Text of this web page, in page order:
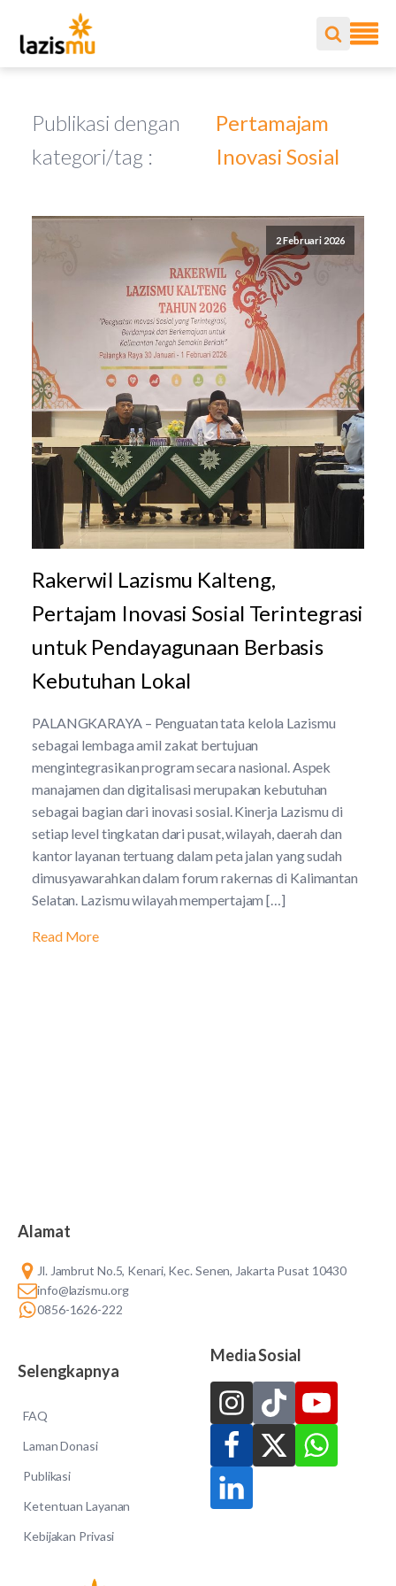
Publikasi dengan
kategori/tag :
Pertamajam
Inovasi Sosial
2 Februari 2026
Rakerwil Lazismu Kalteng,
Pertajam Inovasi Sosial Terintegrasi
untuk Pendayagunaan Berbasis
Kebutuhan Lokal
PALANGKARAYA – Penguatan tata kelola Lazismu
sebagai lembaga amil zakat bertujuan
mengintegrasikan program secara nasional. Aspek
manajamen dan digitalisasi merupakan kebutuhan
sebagai bagian dari inovasi sosial. Kinerja Lazismu di
setiap level tingkatan dari pusat, wilayah, daerah dan
kantor layanan tertuang dalam peta jalan yang sudah
dimusyawarahkan dalam forum rakernas di Kalimantan
Selatan. Lazismu wilayah mempertajam […]
Read More
Alamat
Jl. Jambrut No.5, Kenari, Kec. Senen, Jakarta Pusat 10430
info@lazismu.org
0856-1626-222
Selengkapnya
FAQ
Laman Donasi
Publikasi
Ketentuan Layanan
Kebijakan Privasi
Media Sosial